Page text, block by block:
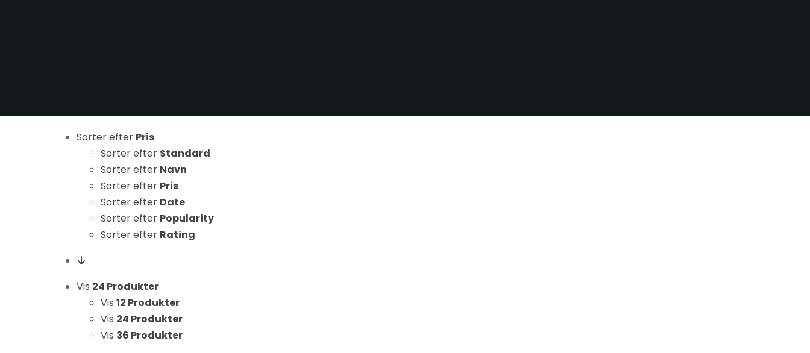
Sorter efter Pris
Sorter efter Standard
Sorter efter Navn
Sorter efter Pris
Sorter efter Date
Sorter efter Popularity
Sorter efter Rating
Vis 24 Produkter
Vis 12 Produkter
Vis 24 Produkter
Vis 36 Produkter
Disse cookies
For at vi kan